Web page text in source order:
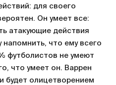
для своего
Он умеет все:
атакующие действия
напомнить, что ему всего
футболистов не умеют
что умеет он. Варрен
будет олицетворением